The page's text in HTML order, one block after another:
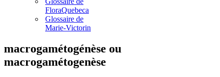
FloraQuebeca
Glossaire de
Marie-Victorin
macrogamétogénèse ou
macrogamétogenèse